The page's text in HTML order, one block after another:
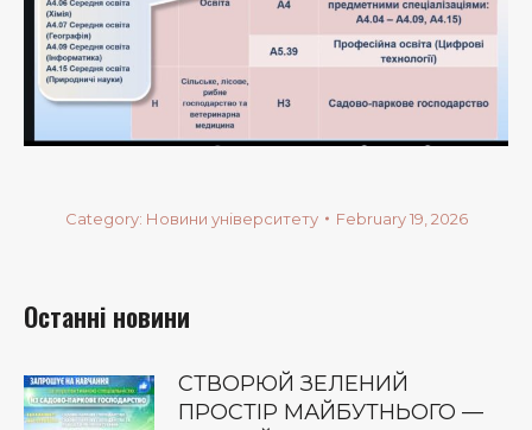
Category: Новини університету February 19, 2026
Останні новини
СТВОРЮЙ ЗЕЛЕНИЙ
ПРОСТІР МАЙБУТНЬОГО —